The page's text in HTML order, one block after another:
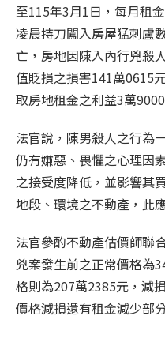
至115年3月1日，每月租
凌晨持刀闖入房屋猛刺盧
亡，房地因陳入內行兇殺
值貶損之損害141萬0615
取房地租金之利益3萬
法官說，陳男殺人之行為
仍有嫌惡、畏懼之心理因
之接受度降低，並影響其
地段、環境之不動產，此
法官參酌不動產估價師聯
兇案發生前之正常價格為
格則為207萬2385元，減
價格減損還有租金減少部